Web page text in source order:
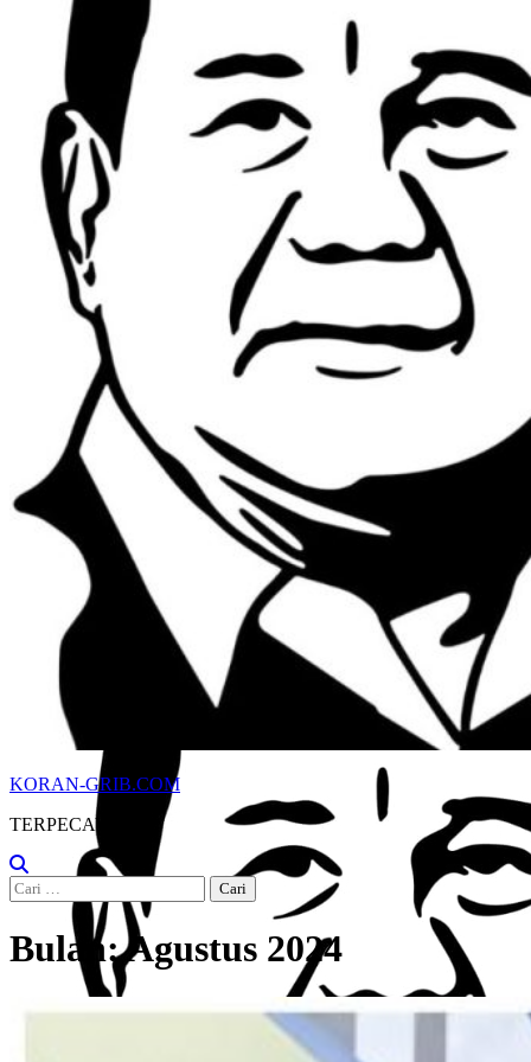
KORAN-GRIB.COM
TERPECAYA
Cari
untuk:
Bulan:Agustus 2024